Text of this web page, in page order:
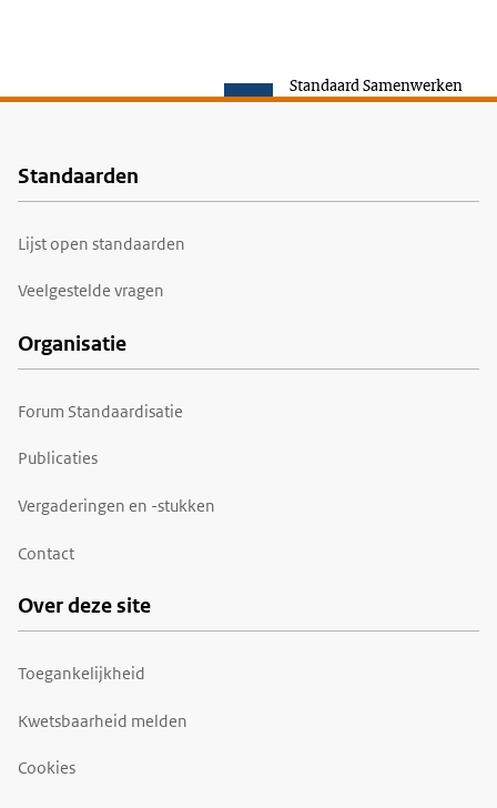
Standaard Samenwerken
Voet
Standaarden
Lijst open standaarden
Veelgestelde vragen
Organisatie
Forum Standaardisatie
Publicaties
Vergaderingen en -stukken
Contact
Over deze site
Toegankelijkheid
Kwetsbaarheid melden
Cookies